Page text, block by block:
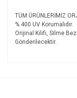
TÜM ÜRÜNLERİMİZ
% 400 UV Korumalıdır.
Orijinal Kılıfı, Silme
Gönderilecektir.